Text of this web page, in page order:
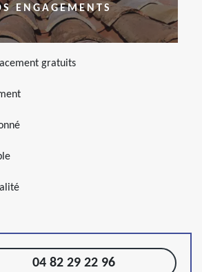
ENGAGEMENTS
gratuits
04 82 29 22 96